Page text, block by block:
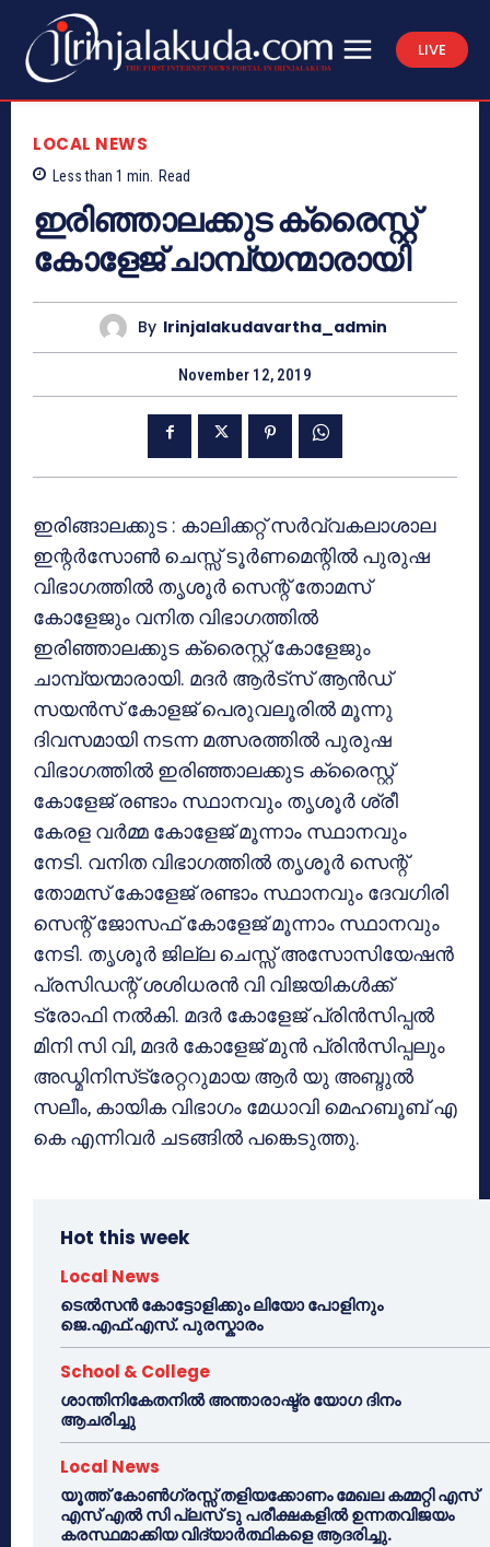
LIVE
LOCAL NEWS
Less than 1 min. Read
ഇരിഞ്ഞാലക്കുട ക്രൈസ്റ്റ്
കോളേജ് ചാമ്പ്യന്മാരായി
By Irinjalakudavartha_admin
November 12, 2019
ഇരിങ്ങാലക്കുട : കാലിക്കറ്റ് സര്‍വ്വകലാശാല
ഇന്റര്‍സോണ്‍ ചെസ്സ് ടൂര്‍ണമെന്റില്‍ പുരുഷ
വിഭാഗത്തില്‍ തൃശൂര്‍ സെന്റ് തോമസ്
കോളേജും വനിത വിഭാഗത്തില്‍
ഇരിഞ്ഞാലക്കുട ക്രൈസ്റ്റ് കോളേജും
ചാമ്പ്യന്മാരായി. മദര്‍ ആര്‍ട്‌സ് ആന്‍ഡ്
സയന്‍സ് കോളജ് പെരുവലൂരില്‍ മൂന്നു
ദിവസമായി നടന്ന മത്സരത്തില്‍ പുരുഷ
വിഭാഗത്തില്‍ ഇരിഞ്ഞാലക്കുട ക്രൈസ്റ്റ്
കോളേജ് രണ്ടാം സ്ഥാനവും തൃശൂര്‍ ശ്രീ
കേരള വര്‍മ്മ കോളേജ് മൂന്നാം സ്ഥാനവും
നേടി. വനിത വിഭാഗത്തില്‍ തൃശൂര്‍ സെന്റ്
തോമസ് കോളേജ് രണ്ടാം സ്ഥാനവും ദേവഗിരി
സെന്റ് ജോസഫ് കോളേജ് മൂന്നാം സ്ഥാനവും
നേടി. തൃശൂര്‍ ജില്ല ചെസ്സ് അസോസിയേഷന്‍
പ്രസിഡന്റ് ശശിധരന്‍ വി വിജയികള്‍ക്ക്
ട്രോഫി നല്‍കി. മദര്‍ കോളേജ് പ്രിന്‍സിപ്പല്‍
മിനി സി വി, മദര്‍ കോളേജ് മുന്‍ പ്രിന്‍സിപ്പലും
അഡ്മിനിസ്‌ട്രേറ്ററുമായ ആര്‍ യു അബ്ദുല്‍
സലീം, കായിക വിഭാഗം മേധാവി മെഹബൂബ് എ
കെ എന്നിവര്‍ ചടങ്ങില്‍ പങ്കെടുത്തു.
Hot this week
Local News
ടെൽസൻ കോട്ടോളിക്കും ലിയോ പോളിനും
ജെ.എഫ്.എസ്. പുരസ്കാരം
School & College
ശാന്തിനികേതനിൽ അന്താരാഷ്ട്ര യോഗ ദിനം
ആചരിച്ചു
Local News
യൂത്ത് കോൺഗ്രസ്സ് തളിയക്കോണം മേഖല കമ്മറ്റി എസ്
എസ് എൽ സി പ്ലസ് ടു പരീക്ഷകളിൽ ഉന്നതവിജയം
കരസ്ഥമാക്കിയ വിദ്യാർത്ഥികളെ ആദരിച്ചു.